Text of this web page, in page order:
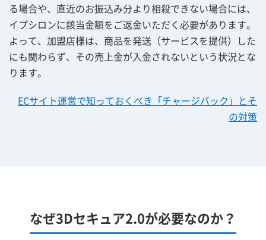
る場合や、直近のお振込み分より相殺できない場合には、
イプシロンに該当金額をご返金いただく必要があります。
よって、加盟店様は、商品を発送（サービスを提供）した
にも関わらず、その売上金が入金されないという状況とな
ります。
ECサイト運営で知っておくべき「チャージバック」とそ
の対策
なぜ3Dセキュア2.0が必要なのか？